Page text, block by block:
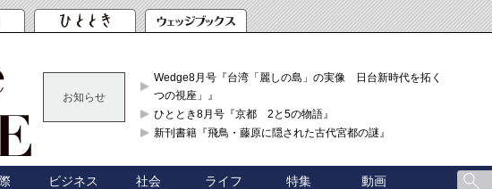
お知らせ
Wedge8月号『台湾「麗しの島」の実像 日台新時代を拓く「3
つの視座」』
ひととき8月号『京都 2と5の物語』
新刊書籍『飛鳥・藤原に隠された古代宮都の謎』
ビジネス 社会 ライフ 特集 動画